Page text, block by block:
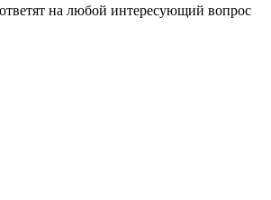
на любой интересующий вопрос